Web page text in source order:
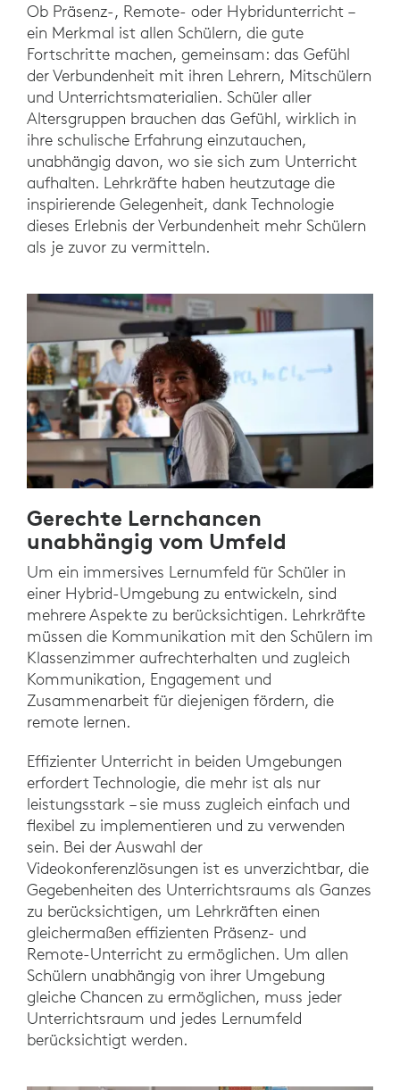
Ob Präsenz-, Remote- oder Hybridunterricht –
ein Merkmal ist allen Schülern, die gute
Fortschritte machen, gemeinsam: das Gefühl
der Verbundenheit mit ihren Lehrern, Mitschülern
und Unterrichtsmaterialien. Schüler aller
Altersgruppen brauchen das Gefühl, wirklich in
ihre schulische Erfahrung einzutauchen,
unabhängig davon, wo sie sich zum Unterricht
aufhalten. Lehrkräfte haben heutzutage die
inspirierende Gelegenheit, dank Technologie
dieses Erlebnis der Verbundenheit mehr Schülern
als je zuvor zu vermitteln.
Gerechte Lernchancen
unabhängig vom Umfeld
Um ein immersives Lernumfeld für Schüler in
einer Hybrid-Umgebung zu entwickeln, sind
mehrere Aspekte zu berücksichtigen. Lehrkräfte
müssen die Kommunikation mit den Schülern im
Klassenzimmer aufrechterhalten und zugleich
Kommunikation, Engagement und
Zusammenarbeit für diejenigen fördern, die
remote lernen.
Effizienter Unterricht in beiden Umgebungen
erfordert Technologie, die mehr ist als nur
leistungsstark – sie muss zugleich einfach und
flexibel zu implementieren und zu verwenden
sein. Bei der Auswahl der
Videokonferenzlösungen ist es unverzichtbar, die
Gegebenheiten des Unterrichtsraums als Ganzes
zu berücksichtigen, um Lehrkräften einen
gleichermaßen effizienten Präsenz- und
Remote-Unterricht zu ermöglichen. Um allen
Schülern unabhängig von ihrer Umgebung
gleiche Chancen zu ermöglichen, muss jeder
Unterrichtsraum und jedes Lernumfeld
berücksichtigt werden.